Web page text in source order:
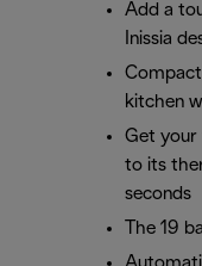
Add a
Inissia
kitchen
Get your
to its
seconds
The 19